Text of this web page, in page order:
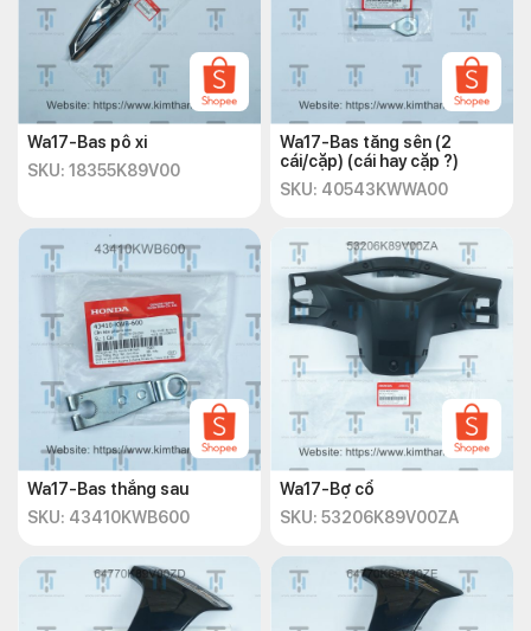
Wa17-Bas pô xi
SKU: 18355K89V00
Wa17-Bas tăng sên (2
cái/cặp) (cái hay cặp ?)
SKU: 40543KWWA00
Wa17-Bas thắng sau
SKU: 43410KWB600
Wa17-Bợ cổ
SKU: 53206K89V00ZA